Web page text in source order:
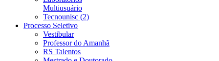
Multiusuário
Tecnounisc (2)
Processo Seletivo
Vestibular
Professor do Amanhã
RS Talentos